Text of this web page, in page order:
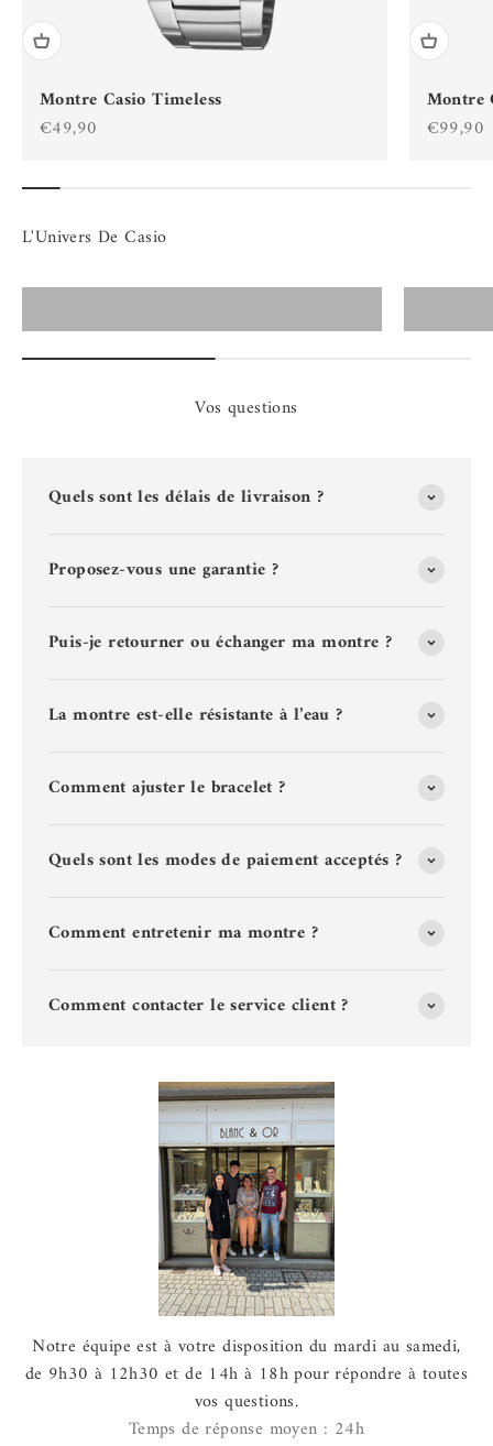
Montre Casio Timeless
Prix de vente
€49,90
Montre
Prix de
€99,90
Vos questions
Quels sont les délais de livraison ?
Proposez-vous une garantie ?
Puis-je retourner ou échanger ma montre ?
La montre est-elle résistante à l’eau ?
Comment ajuster le bracelet ?
Quels sont les modes de paiement acceptés ?
Comment entretenir ma montre ?
Comment contacter le service client ?
Notre équipe est à votre disposition du mardi au samedi,
de 9h30 à 12h30 et de 14h à 18h pour répondre à toutes
vos questions.
Temps de réponse moyen : 24h